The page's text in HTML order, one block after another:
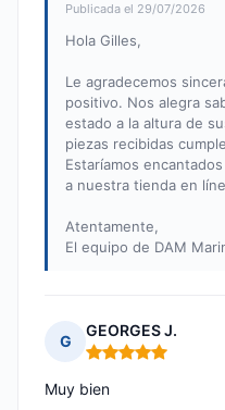
Publicada el 29/07/2026
Hola Gilles,
Le agradecemos
positivo. Nos alegra
estado a la altura de
piezas recibidas
Estaríamos
a nuestra tienda en
Atentamente,
El equipo de DAM
G
GEORGES J.
Nota: 5 de 5
Muy bien